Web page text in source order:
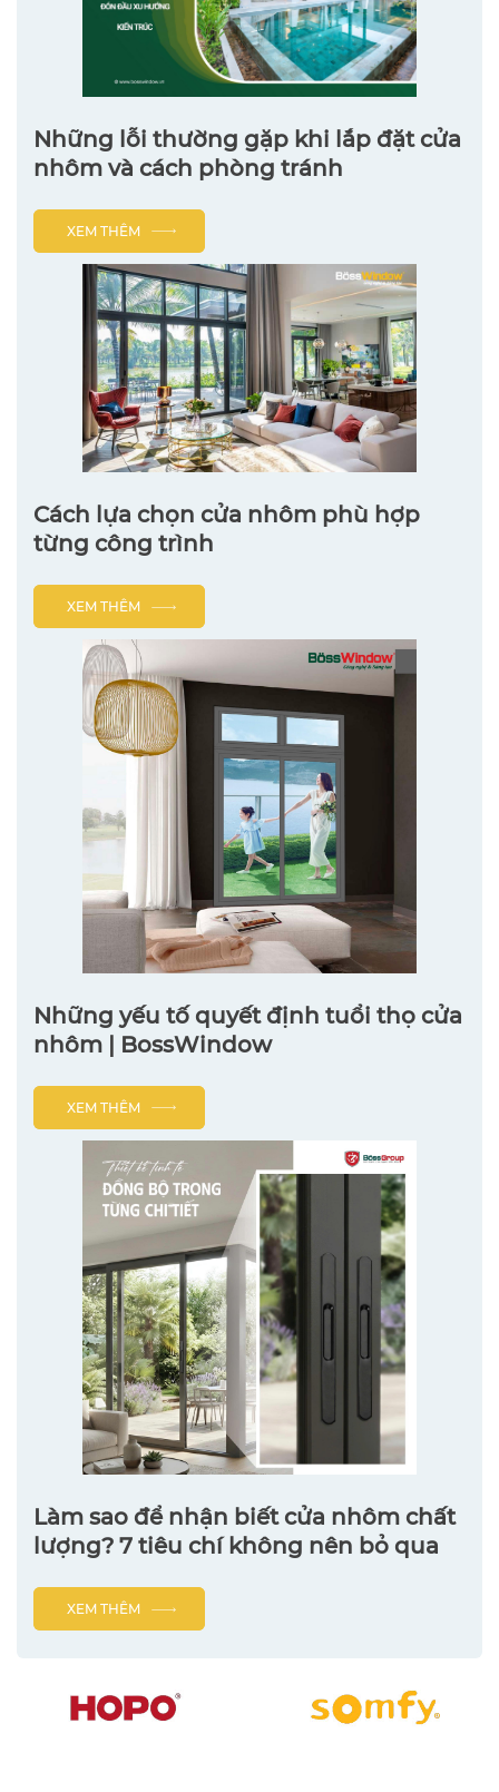
Những lỗi thường gặp khi lắp đặt cửa
nhôm và cách phòng tránh
XEM THÊM
Cách lựa chọn cửa nhôm phù hợp
từng công trình
XEM THÊM
Những yếu tố quyết định tuổi thọ cửa
nhôm | BossWindow
XEM THÊM
Làm sao để nhận biết cửa nhôm chất
lượng? 7 tiêu chí không nên bỏ qua
XEM THÊM